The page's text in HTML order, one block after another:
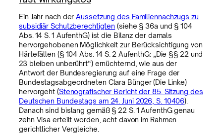
Ein Jahr nach derAussetzung des Familiennachzugs zu
subsidiär Schutzberechtigten (siehe § 36a und § 104
Abs. 14 S. 1 AufenthG) ist die Bilanz der damals
hervorgehobenen Möglichkeit zur Berücksichtigung von
Härtefällen (§ 104 Abs. 14 S. 2 AufenthG: „Die §§ 22 und
23 bleiben unberührt“) ernüchternd, wie aus der
Antwort der Bundesregierung auf eine Frage der
Bundestagsabgeordneten Clara Bünger (Die Linke)
hervorgeht (Stenografischer Bericht der 85. Sitzung des
Deutschen Bundestags am 24. Juni 2026, S. 10406).
Danach sind bislang gemäß § 22 S. 1 AufenthG genau
zehn Visa erteilt worden, acht davon im Rahmen
gerichtlicher Vergleiche.